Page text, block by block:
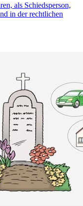
als Schiedsperson,
in der rechtlichen